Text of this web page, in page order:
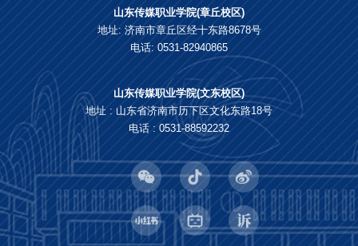
山东传媒职业学院(章丘校区)
地址: 济南市章丘区经十东路8678号
电话: 0531-82940865
山东传媒职业学院(文东校区)
地址 : 山东省济南市历下区文化东路18号
电话 : 0531-88592232